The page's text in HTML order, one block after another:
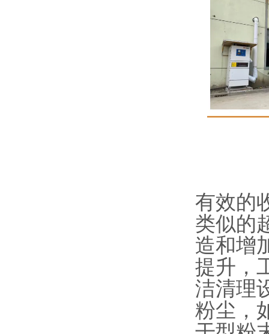
有效的
类似的
造和增
提升，
洁清理
粉尘，